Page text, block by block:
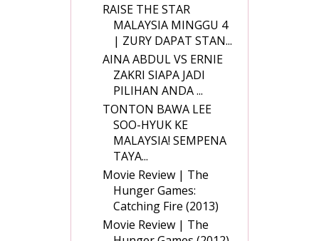
RAISE THE STAR
MALAYSIA MINGGU 4
| ZURY DAPAT STAN...
AINA ABDUL VS ERNIE
ZAKRI SIAPA JADI
PILIHAN ANDA ...
TONTON BAWA LEE
SOO-HYUK KE
MALAYSIA! SEMPENA
TAYA...
Movie Review | The
Hunger Games:
Catching Fire (2013)
Movie Review | The